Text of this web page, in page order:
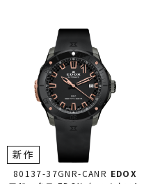
80137-37GNR-CANR EDOX
新作